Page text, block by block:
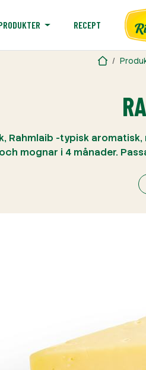
RECEPT
Rahmlaib -typisk
mognar i 4 månader.